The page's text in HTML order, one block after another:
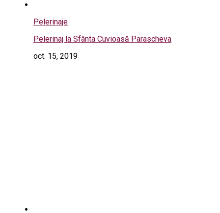
Pelerinaje
Pelerinaj la Sfânta Cuvioasă Parascheva
oct. 15, 2019